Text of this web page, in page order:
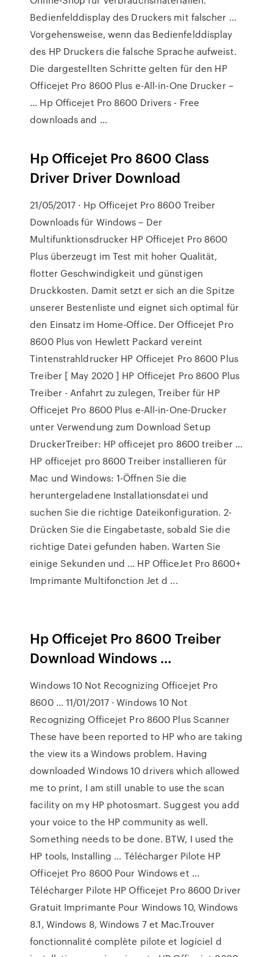
Bedienfelddisplay des Druckers mit falscher …
Vorgehensweise, wenn das Bedienfelddisplay
des HP Druckers die falsche Sprache aufweist.
Die dargestellten Schritte gelten für den HP
Officejet Pro 8600 Plus e-All-in-One Drucker –
… Hp Officejet Pro 8600 Drivers - Free
downloads and …
Hp Officejet Pro 8600 Class
Driver Driver Download
21/05/2017 · Hp Officejet Pro 8600 Treiber
Downloads für Windows – Der
Multifunktionsdrucker HP Officejet Pro 8600
Plus überzeugt im Test mit hoher Qualität,
flotter Geschwindigkeit und günstigen
Druckkosten. Damit setzt er sich an die Spitze
unserer Bestenliste und eignet sich optimal für
den Einsatz im Home-Office. Der Officejet Pro
8600 Plus von Hewlett Packard vereint
Tintenstrahldrucker HP Officejet Pro 8600 Plus
Treiber [ May 2020 ] HP Officejet Pro 8600 Plus
Treiber - Anfahrt zu zulegen, Treiber für HP
Officejet Pro 8600 Plus e-All-in-One-Drucker
unter Verwendung zum Download Setup
DruckerTreiber: HP officejet pro 8600 treiber …
HP officejet pro 8600 Treiber installieren für
Mac und Windows: 1-Öffnen Sie die
heruntergeladene Installationsdatei und
suchen Sie die richtige Dateikonfiguration. 2-
Drücken Sie die Eingabetaste, sobald Sie die
richtige Datei gefunden haben. Warten Sie
einige Sekunden und … HP OfficeJet Pro 8600+
Imprimante Multifonction Jet d ...
Hp Officejet Pro 8600 Treiber
Download Windows …
Windows 10 Not Recognizing Officejet Pro
8600 … 11/01/2017 · Windows 10 Not
Recognizing Officejet Pro 8600 Plus Scanner
These have been reported to HP who are taking
the view its a Windows problem. Having
downloaded Windows 10 drivers which allowed
me to print, I am still unable to use the scan
facility on my HP photosmart. Suggest you add
your voice to the HP community as well.
Something needs to be done. BTW, I used the
HP tools, Installing … Télécharger Pilote HP
Officejet Pro 8600 Pour Windows et ...
Télécharger Pilote HP Officejet Pro 8600 Driver
Gratuit Imprimante Pour Windows 10, Windows
8.1, Windows 8, Windows 7 et Mac.Trouver
fonctionnalité complète pilote et logiciel d